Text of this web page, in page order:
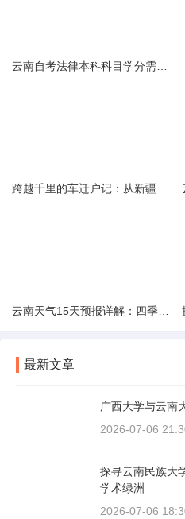
最新文章
广西大学与云南
2026-07-06
探寻云南民族大
学术绿洲
2026-07-06